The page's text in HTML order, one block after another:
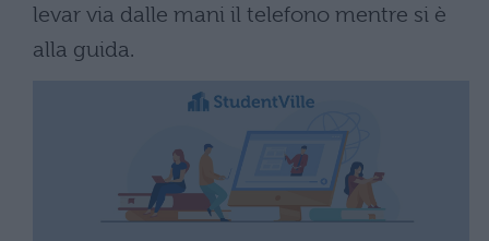
levar via dalle mani il telefono mentre si è
alla guida.